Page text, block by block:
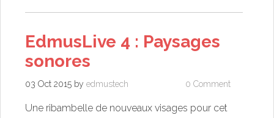
EdmusLive 4 : Paysages
sonores
03 Oct 2015 by edmustech 0 Comment
Une ribambelle de nouveaux visages pour cet